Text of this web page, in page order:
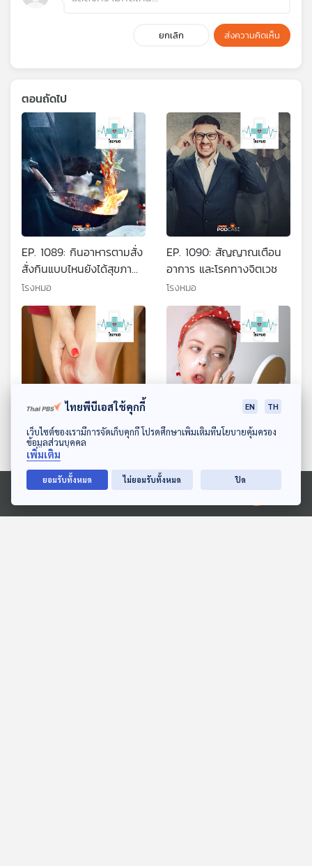
ดาวน์โหลด Thai PBS Podcast Application
Ⓒ 2020 องค์การกระจายเสียงและแพร่ภาพสาธารณะแห่งประเทศไทย
ยกเลิก ส่งความคิดเห็น
ตอนถัดไป
EP. 1089: กินอาหารตามสั่ง
สั่งกินแบบไหนยังได้สุขภาพ
ที่ดี
โรงหมอ
EP. 1090: สัญญาณเตือน
อาการ และโรคทางจิตเวช
โรงหมอ
EP. 1092: ปวดเข่า อาการ
ที่มาจากโรค
โรงหมอ
ถูกดูแลผิวในหน้าร้อน
โรงหมอ
ไทยพีบีเอสใช้คุกกี้ EN TH
เว็บไซต์ของเรามีการจัดเก็บคุกกี้ โปรดศึกษาเพิ่มเติมที่นโยบายคุ้มครอง
ข้อมูลส่วนบุคคล
เพิ่มเติม
ยอมรับทั้งหมด ไม่ยอมรับทั้งหมด ปิด